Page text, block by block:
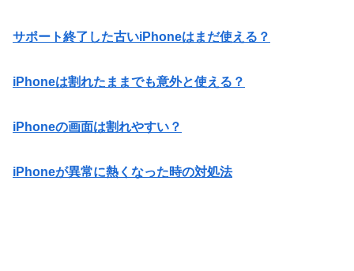
サポート終了した古いiPhoneはまだ使える？
iPhoneは割れたままでも意外と使える？
iPhoneの画面は割れやすい？
iPhoneが異常に熱くなった時の対処法